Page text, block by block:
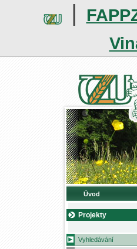
|
Úvod
Projekty
Vyhledávání